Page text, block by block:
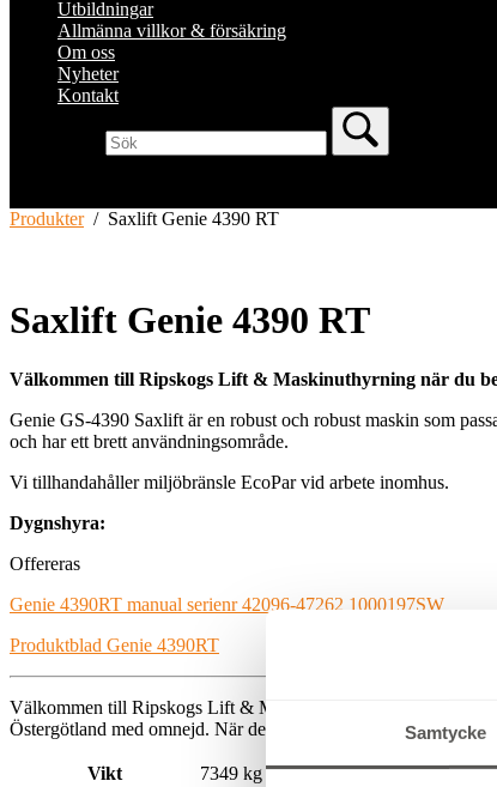
Samtycke
Utbildningar
Allmänna villkor & försäkring
Om oss
Nyheter
Kontakt
Produkter/ Saxlift Genie 4390 RT
Saxlift Genie 4390 RT
Välkommen till Ripskogs Lift & Maskinuthyrning när du
Genie GS-4390 Saxlift är en robust och robust maskin som
och har ett brett användningsområde.
Vi tillhandahåller miljöbränsle EcoPar vid arbete inomhus.
Dygnshyra:
Offereras
Genie 4390RT manual serienr 42096-47262 1000197SW
Produktblad Genie 4390RT
Välkommen till Ripskogs Lift & Maskinuthyrning när du
Östergötland med omnejd. När det gäller saxliftar som drivs av
Vikt
7349 kg